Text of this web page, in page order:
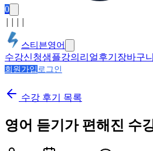
0
스티븐영어
수강신청샘플강의 리얼후기 장바구니
회원가입 로그인
수강 후기 목록
영어 듣기가 편해진 수